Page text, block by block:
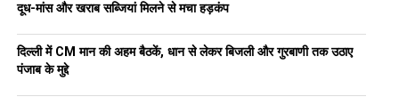
दूध-मांस और खराब सब्जियां मिलने से मचा हड़कंप
दिल्ली में CM मान की अहम बैठकें, धान से लेकर बिजली और गुरबाणी तक उठाए
पंजाब के मुद्दे